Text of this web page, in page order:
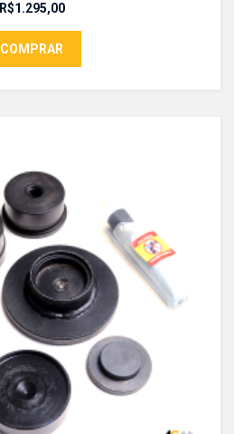
R$1.295,00
COMPRAR